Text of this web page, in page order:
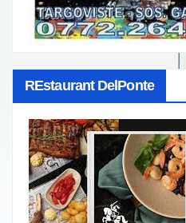
REstaurant DelPonte